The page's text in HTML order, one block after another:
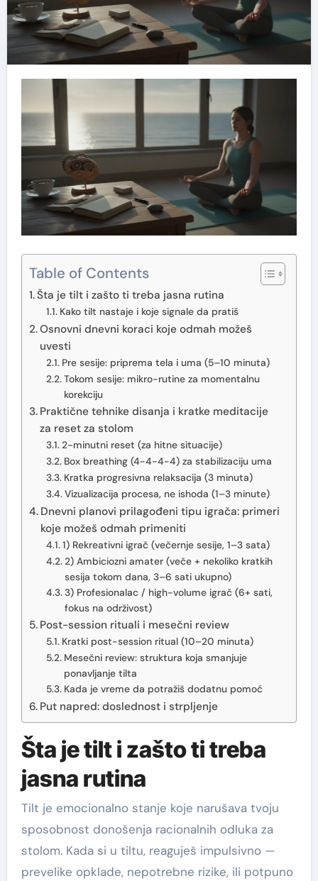
Table of Contents
Šta je tilt i zašto ti treba jasna rutina
Kako tilt nastaje i koje signale da pratiš
Osnovni dnevni koraci koje odmah možeš
uvesti
Pre sesije: priprema tela i uma (5–10 minuta)
Tokom sesije: mikro-rutine za momentalnu
korekciju
Praktične tehnike disanja i kratke meditacije
za reset za stolom
2-minutni reset (za hitne situacije)
Box breathing (4-4-4-4) za stabilizaciju uma
Kratka progresivna relaksacija (3 minuta)
Vizualizacija procesa, ne ishoda (1–3 minute)
Dnevni planovi prilagođeni tipu igrača: primeri
koje možeš odmah primeniti
1) Rekreativni igrač (večernje sesije, 1–3 sata)
2) Ambiciozni amater (veče + nekoliko kratkih
sesija tokom dana, 3–6 sati ukupno)
3) Profesionalac / high-volume igrač (6+ sati,
fokus na održivost)
Post-session rituali i mesečni review
Kratki post-session ritual (10–20 minuta)
Mesečni review: struktura koja smanjuje
ponavljanje tilta
Kada je vreme da potražiš dodatnu pomoć
Put napred: doslednost i strpljenje
Šta je tilt i zašto ti treba
jasna rutina
Tilt je emocionalno stanje koje narušava tvoju
sposobnost donošenja racionalnih odluka za
stolom. Kada si u tiltu, reaguješ impulsivno —
prevelike opklade, nepotrebne rizike, ili potpuno